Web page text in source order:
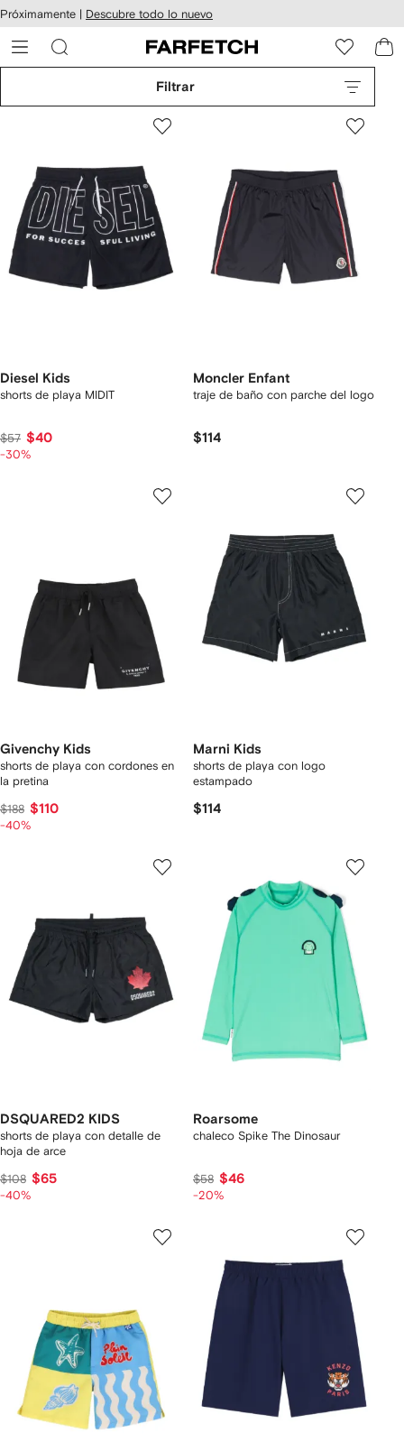
al
Próximamente | Descubre todo lo nuevo
Filtrar
Diesel Kids
shorts de playa MIDIT
$57 $40
-30%
Moncler Enfant
traje de baño con parche del logo
$114
Givenchy Kids
shorts de playa con cordones en
la pretina
$188 $110
-40%
Marni Kids
shorts de playa con logo
estampado
$114
DSQUARED2 KIDS
shorts de playa con detalle de
hoja de arce
$108 $65
-40%
Roarsome
chaleco Spike The Dinosaur
$58 $46
-20%